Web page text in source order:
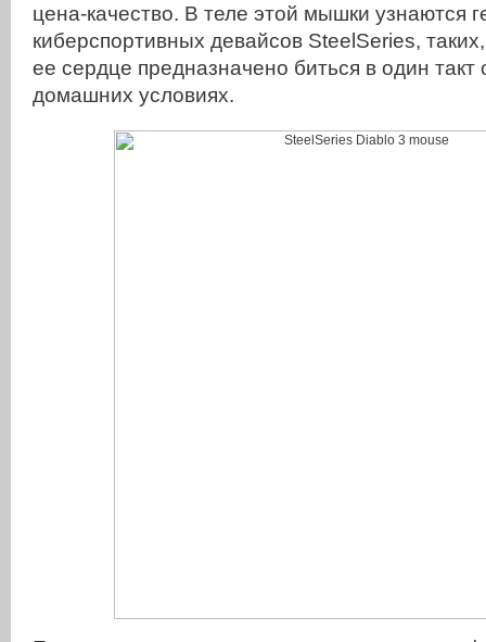
цена-качество. В теле этой мышки узнаются
киберспортивных девайсов SteelSeries,
ее сердце предназначено биться в один такт
домашних условиях.